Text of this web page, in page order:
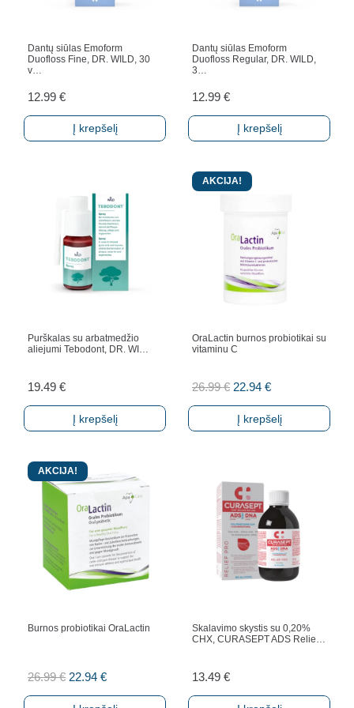
Dantų siūlas Emoform
Duofloss Fine, DR. WILD, 30
v…
12.99 €
Į krepšelį
Dantų siūlas Emoform
Duofloss Regular, DR. WILD,
3…
12.99 €
Į krepšelį
Purškalas su arbatmedžio
aliejumi Tebodont, DR. WI…
19.49 €
Į krepšelį
AKCIJA!
OraLactin burnos probiotikai su
vitaminu C
26.99€ Original
price
was:
22.94 €Current
price
is:
Į krepšelį
AKCIJA!
Burnos probiotikai OraLactin
26.99€ Original
price
22.94 €Current
price
Skalavimo skystis su 0,20%
CHX, CURASEPT ADS Relie…
13.49 €